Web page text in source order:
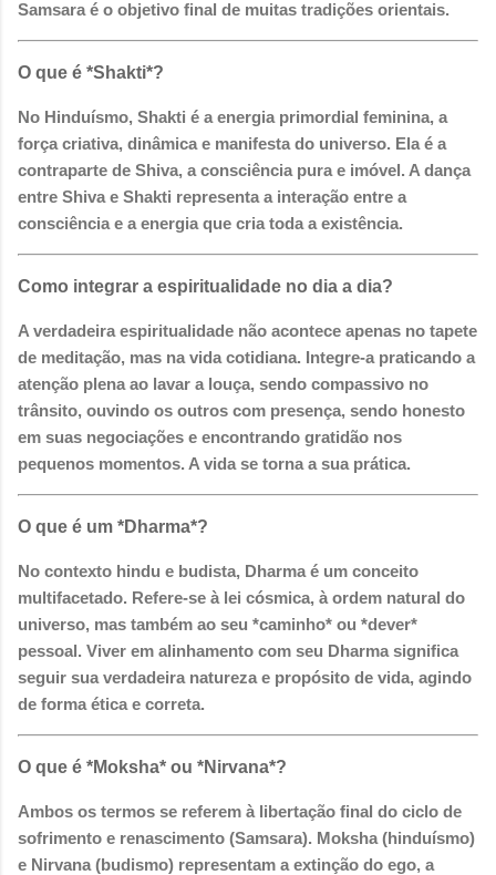
Samsara é o objetivo final de muitas tradições orientais.
O que é *Shakti*?
No Hinduísmo, Shakti é a energia primordial feminina, a
força criativa, dinâmica e manifesta do universo. Ela é a
contraparte de Shiva, a consciência pura e imóvel. A dança
entre Shiva e Shakti representa a interação entre a
consciência e a energia que cria toda a existência.
Como integrar a espiritualidade no dia a dia?
A verdadeira espiritualidade não acontece apenas no tapete
de meditação, mas na vida cotidiana. Integre-a praticando a
atenção plena ao lavar a louça, sendo compassivo no
trânsito, ouvindo os outros com presença, sendo honesto
em suas negociações e encontrando gratidão nos
pequenos momentos. A vida se torna a sua prática.
O que é um *Dharma*?
No contexto hindu e budista, Dharma é um conceito
multifacetado. Refere-se à lei cósmica, à ordem natural do
universo, mas também ao seu *caminho* ou *dever*
pessoal. Viver em alinhamento com seu Dharma significa
seguir sua verdadeira natureza e propósito de vida, agindo
de forma ética e correta.
O que é *Moksha* ou *Nirvana*?
Ambos os termos se referem à libertação final do ciclo de
sofrimento e renascimento (Samsara). Moksha (hinduísmo)
e Nirvana (budismo) representam a extinção do ego, a